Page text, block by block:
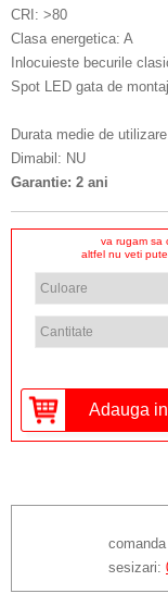
CRI: >80
Clasa energetica: A
Inlocuieste becurile
Spot LED gata de montaj.
Durata medie de
Dimabil: NU
Garantie: 2 ani
va rugam sa
altfel nu veti
sesizari: